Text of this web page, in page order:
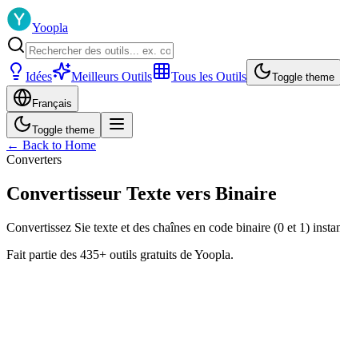
Yoopla
Idées Meilleurs Outils Tous les Outils Toggle theme
Français
Toggle theme
← Back to Home
Converters
Convertisseur Texte vers Binaire
Convertissez Sie texte et des chaînes en code binaire (0 et 1)
Fait partie des 435+ outils gratuits de Yoopla.